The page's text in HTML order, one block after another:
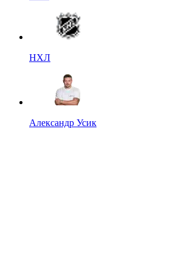
НХЛ
Александр Усик